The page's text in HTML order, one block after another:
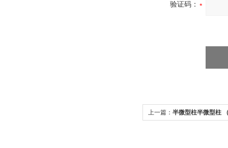
验证码：
上一篇： 半微型柱半微型柱